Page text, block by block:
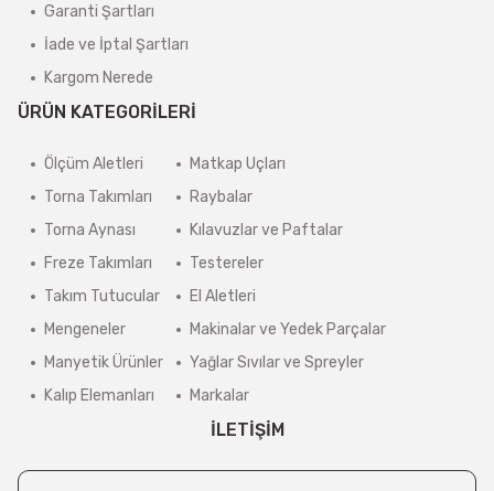
Garanti Şartları
İade ve İptal Şartları
Kargom Nerede
ÜRÜN KATEGORİLERİ
Ölçüm Aletleri
Torna Takımları
Torna Aynası
Freze Takımları
Takım Tutucular
Mengeneler
Manyetik Ürünler
Kalıp Elemanları
Matkap Uçları
Raybalar
Kılavuzlar ve Paftalar
Testereler
El Aletleri
Makinalar ve Yedek Parçalar
Yağlar Sıvılar ve Spreyler
Markalar
İLETİŞİM